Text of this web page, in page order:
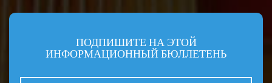
ПОДПИШИТЕ НА ЭТОЙ
ИНФОРМАЦИОННЫЙ БЮЛЛЕТЕНЬ